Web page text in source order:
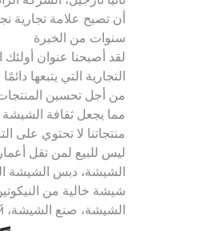
أن تصبح علامة تجارية
سنوات من الخبرة
التجارية التي يتبعها
من أجل تحسين المنتجات
مما يجعل ثقافة
منتجاتنا لا تحتوي على
الشيشة، دبس الشيشة
شيشة خالية من
الشيشة، صنع الشيشة، кальян، самодельный "كال، كال، كال، كال، الشيشة، شريط الشيشة، الشيشة الإلكترونية، السائل، السيجارة الإلكترونية"